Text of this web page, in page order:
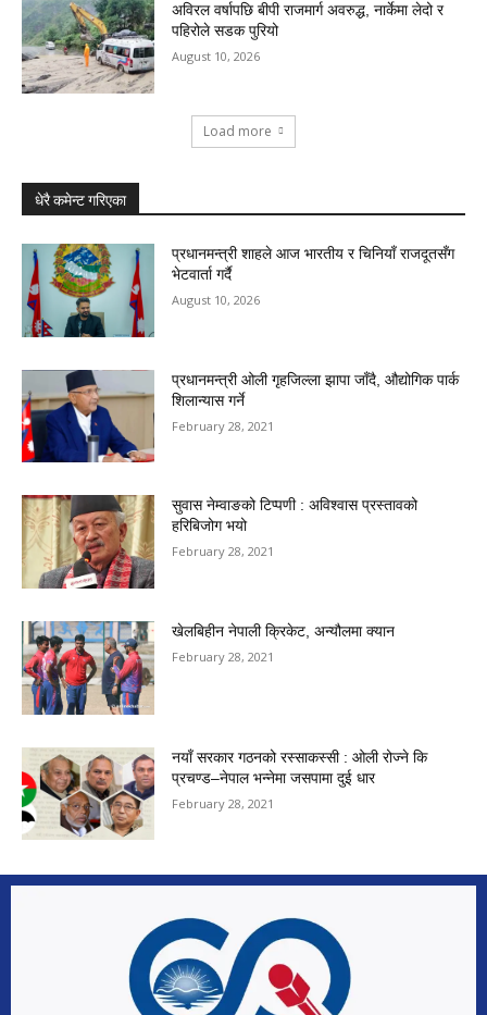
अविरल वर्षापछि बीपी राजमार्ग अवरुद्ध, नार्केमा लेदो र
पहिरोले सडक पुरियो
August 10, 2026
Load more
धेरै कमेन्ट गरिएका
प्रधानमन्त्री शाहले आज भारतीय र चिनियाँ राजदूतसँग
भेटवार्ता गर्दै
August 10, 2026
प्रधानमन्त्री ओली गृहजिल्ला झापा जाँदै, औद्योगिक पार्क
शिलान्यास गर्ने
February 28, 2021
सुवास नेम्वाङको टिप्पणी : अविश्वास प्रस्तावको
हरिबिजोग भयो
February 28, 2021
खेलबिहीन नेपाली क्रिकेट, अन्यौलमा क्यान
February 28, 2021
नयाँ सरकार गठनको रस्साकस्सी : ओली रोज्ने कि
प्रचण्ड–नेपाल भन्नेमा जसपामा दुई धार
February 28, 2021